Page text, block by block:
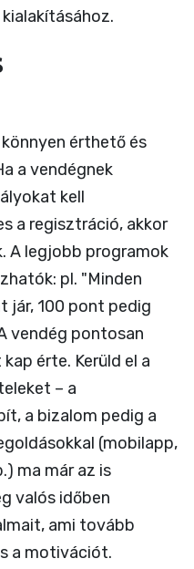
érthető és
a vendégnek
kell
a regisztráció, akkor
A legjobb programok
pl. "Minden
jár, 100 pont pedig
vendég pontosan
érte. Kerüld el a
– a
a bizalom pedig a
(mobilapp,
ma már az is
valós időben
ami tovább
a motivációt.